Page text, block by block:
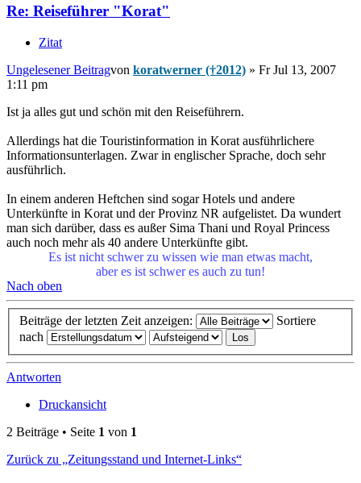
Re: Reiseführer "Korat"
Zitat
Ungelesener Beitragvon koratwerner (†2012) » Fr Jul 13, 2007
1:11 pm
Ist ja alles gut und schön mit den Reiseführern.
Allerdings hat die Touristinformation in Korat ausführlichere
Informationsunterlagen. Zwar in englischer Sprache, doch sehr
ausführlich.
In einem anderen Heftchen sind sogar Hotels und andere
Unterkünfte in Korat und der Provinz NR aufgelistet. Da wundert
man sich darüber, dass es außer Sima Thani und Royal Princess
auch noch mehr als 40 andere Unterkünfte gibt.
Es ist nicht schwer zu wissen wie man etwas macht,
aber es ist schwer es auch zu tun!
Nach oben
Beiträge der letzten Zeit anzeigen:
Sortiere
nach
Antworten
Druckansicht
2 Beiträge • Seite 1 von 1
Zurück zu „Zeitungsstand und Internet-Links“